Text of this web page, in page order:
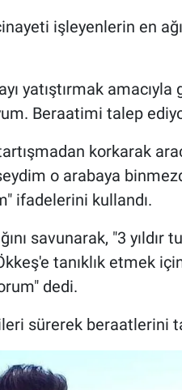
işleyenlerin en
yatıştırmak
Beraatimi talep
korkarak
o arabaya
ifadelerini kullandı.
savunarak, "3 yıldır
tanıklık etmek
dedi.
sürerek beraatlerini